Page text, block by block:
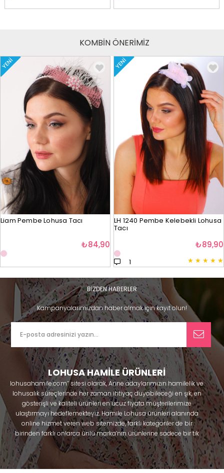
KOMBİN ÖNERİMİZ
YENI
Liam Pembe Lohusa Tacı
₺84,90
YENI
LH 1240 Pembe Kelebekli Lohusa
Tacı
★ ★ ★ ★ ★
1
₺89,90
BİZDEN HABERLER
Kampanyalarımızdan haber almak için kayıt olun!
LOHUSA HAMİLE ÜRÜNLERİ
lohusahamile.com’’ sitesi olarak, Anne adaylarımızın hamilelik ve
lohusalık süreçlerinde her zaman ihtiyaç duyabileceği en şık, en
gösterişli ve kaliteli ürünleri en ucuz fiyata müşterilerimize
ulaştırmayı hedeflemekteyiz. Hamile Lohusa ürünleri alanında
online hizmet veren web sitemizde, farklı kategoriler de bir
birinden farklı onlarca ünlü marka’nın ürünlerine sadece bir tık
uzaklıkta olacaksınız. Hem hamilelik öncesi hem doğum sonrası
kullanabileceğiniz ürünler ile gebelik döneminizi huzur içinde
geçirmenize yardımcı olmaya çalışmaktayız. Annelerimizin